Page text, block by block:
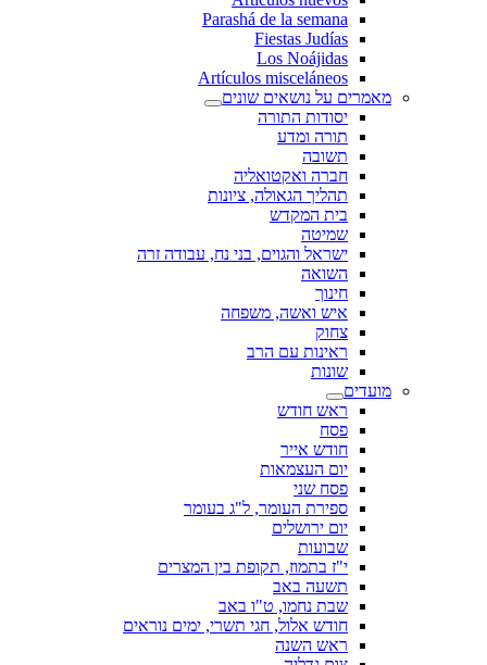
Parashá de la semana
Fiestas Judías
Los Noájidas
Artículos misceláneos
מאמרים על נושאים שונים
יסודות התורה
תורה ומדע
תשובה
חברה ואקטואליה
תהליך הגאולה, ציונות
בית המקדש
שמיטה
ישראל והגוים, בני נח, עבודה זרה
השואה
חינוך
איש ואשה, משפחה
צחוק
ראינות עם הרב
שונות
מועדים
ראש חודש
פסח
חודש אייר
יום העצמאות
פסח שני
ספירת העומר, ל"ג בעומר
יום ירושלים
שבועות
י"ז בתמוז, תקופת בין המצרים
תשעה באב
שבת נחמו, ט"ו באב
חודש אלול, חגי תשרי, ימים נוראים
ראש השנה